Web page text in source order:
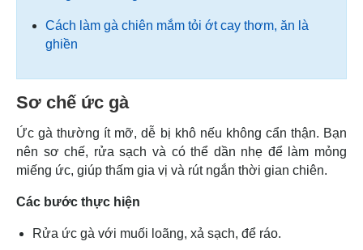
Cách làm gà chiên mắm tỏi ớt cay thơm, ăn là
ghiền
Sơ chế ức gà
Ức gà thường ít mỡ, dễ bị khô nếu không cẩn thận. Bạn
nên sơ chế, rửa sạch và có thể dần nhẹ để làm mỏng
miếng ức, giúp thấm gia vị và rút ngắn thời gian chiên.
Các bước thực hiện
Rửa ức gà với muối loãng, xả sạch, để ráo.